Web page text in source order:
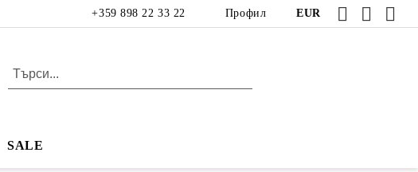
Профил
+359 898 22 33 22 EUR
SALE